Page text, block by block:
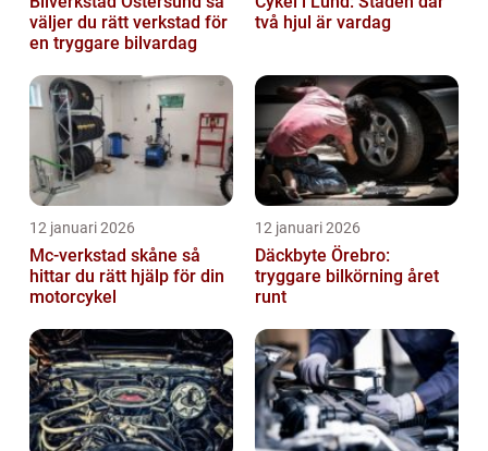
väljer du rätt verkstad för
en tryggare bilvardag
två hjul är vardag
12 januari 2026
Mc-verkstad skåne så
hittar du rätt hjälp för din
motorcykel
12 januari 2026
Däckbyte Örebro:
tryggare bilkörning året
runt